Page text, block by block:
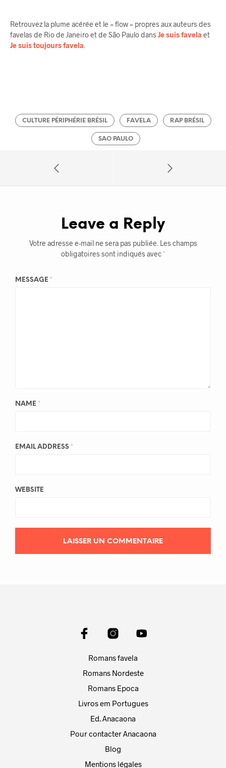
Retrouvez la plume acérée et le « flow » propres aux auteurs des
favelas de Rio de Janeiro et de São Paulo dans Je suis favela et
Je suis toujours favela
CULTURE PÉRIPHÉRIE BRÉSIL FAVELA RAP BRÉSIL
SAO PAULO
Leave a Reply
Votre adresse e-mail ne sera pas publiée. Les champs
obligatoires sont indiqués avec *
MESSAGE *
NAME *
EMAIL ADDRESS *
WEBSITE
Romans favela
Romans Nordeste
Romans Epoca
Livros em Portugues
Ed. Anacaona
Pour contacter Anacaona
Blog
Mentions légales